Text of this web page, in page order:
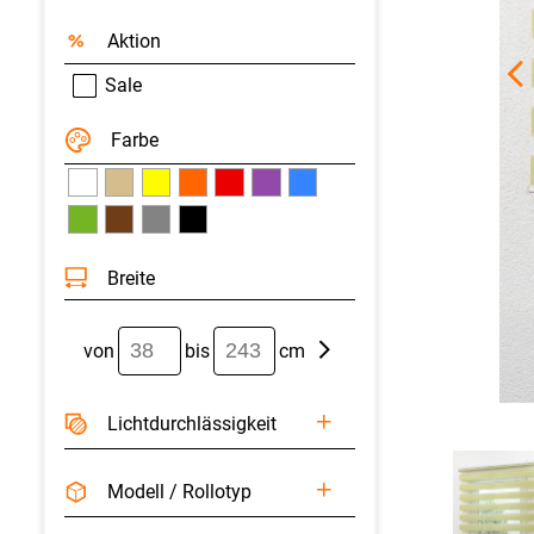
Aktion
Sale
Farbe
Breite
von bis cm
Licht­durchlässigkeit
Modell / Rollotyp